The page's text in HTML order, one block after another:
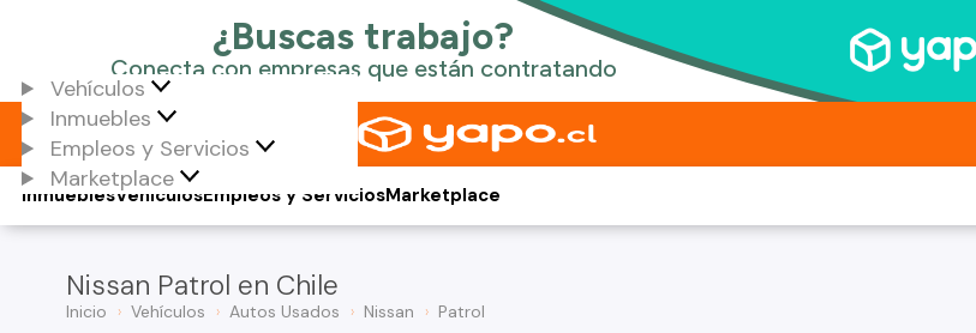
Vehículos
Inmuebles
Empleos y Servicios
Marketplace
Vehículos
Inmuebles Empleos y ServiciosMarketplace
Nissan Patrol en Chile
Inicio Vehículos Autos Usados Nissan Patrol